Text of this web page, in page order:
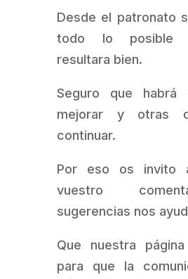
Desde el patronato
todo lo posible
resultara bien.
Seguro que habrá
mejorar y otras
continuar.
Por eso os invito
vuestro
sugerencias nos
Que nuestra
para que la